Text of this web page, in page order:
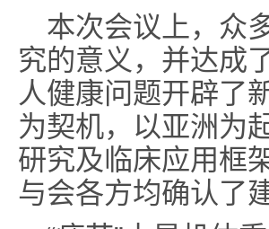
本次会议上，众
究的意义，并达成
人健康问题开辟了
为契机，以亚洲为
研究及临床应用框
与会各方均确认了